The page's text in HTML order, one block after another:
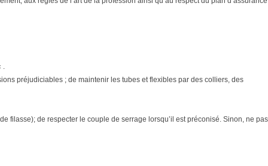
.
préjudiciables ; de maintenir les tubes et flexibles par des colliers, des
filasse); de respecter le couple de serrage lorsqu’il est préconisé. Sinon, ne pas